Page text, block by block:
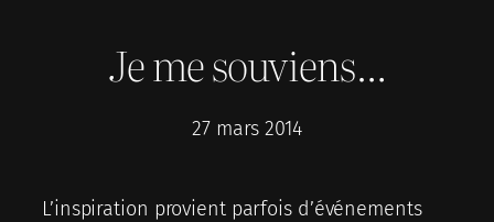
Je me souviens…
27 mars 2014
L’inspiration provient parfois d’événements